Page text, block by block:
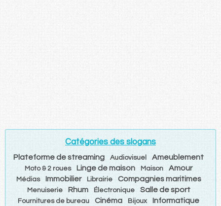
Catégories des slogans
Plateforme de streaming Audiovisuel Ameublement
Moto & 2 roues Linge de maison Maison Amour
Médias Immobilier Librairie Compagnies maritimes
Menuiserie Rhum Électronique Salle de sport
Fournitures de bureau Cinéma Bijoux Informatique